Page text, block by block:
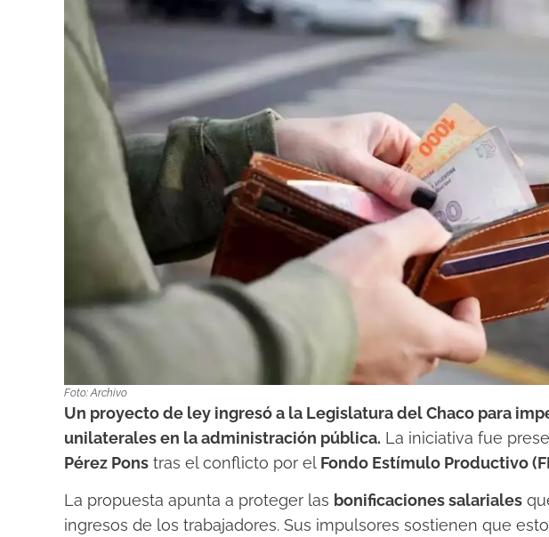
Foto: Archivo
Un proyecto de ley ingresó a la Legislatura del Chaco para
unilaterales en la administración pública. La iniciativa fue
Pérez Pons tras el conflicto por el Fondo Estímulo Productivo
La propuesta apunta a proteger las bonificaciones salariales
ingresos de los trabajadores. Sus impulsores sostienen que